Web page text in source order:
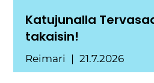
Katujunalla
takaisin!
Reimari 21.7.2026